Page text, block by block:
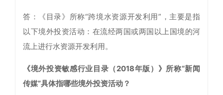
答：《目录》所称“跨境水资源开发利用”，主要是指
以下境外投资活动：在流经两国或两国以上国境的河
流上进行水资源开发利用。
《境外投资敏感行业目录（2018年版）》所称“新闻
传媒”具体指哪些境外投资活动？